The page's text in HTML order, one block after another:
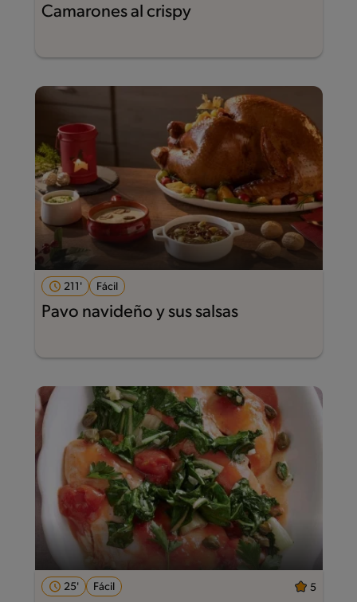
Camarones al crispy
211' Fácil
Pavo navideño y sus salsas
25' Fácil 5